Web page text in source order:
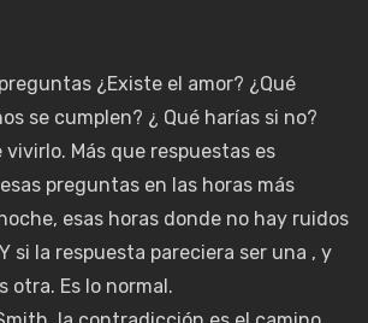
¿Existe el amor? ¿Qué
se cumplen? ¿ Qué harías si no?
vivirlo. Más que respuestas es
preguntas en las horas más
esas horas donde no hay ruidos
si la respuesta pareciera ser una , y
otra. Es lo normal.